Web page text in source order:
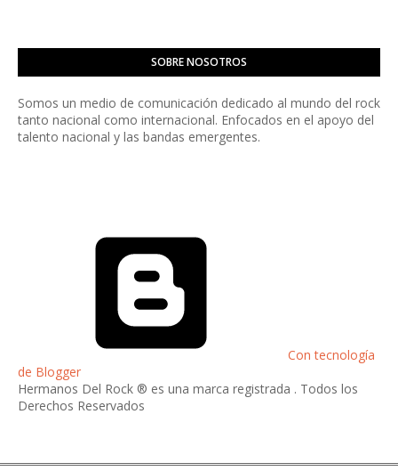
SOBRE NOSOTROS
Somos un medio de comunicación dedicado al mundo del rock
tanto nacional como internacional. Enfocados en el apoyo del
talento nacional y las bandas emergentes.
Con tecnología
de Blogger
Hermanos Del Rock ® es una marca registrada . Todos los
Derechos Reservados